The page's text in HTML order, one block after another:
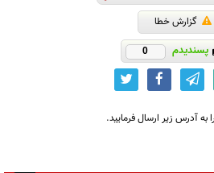
گزارش خطا
پسندیدم 0
به آدرس زیر ارسال فرمایید.